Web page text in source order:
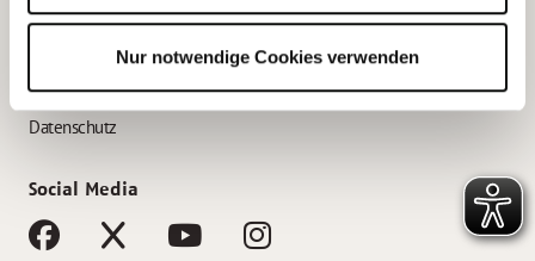
Nur notwendige Cookies verwenden
AWO Gliederungen nach Bundesland
Impressum
Datenschutz
Social Media